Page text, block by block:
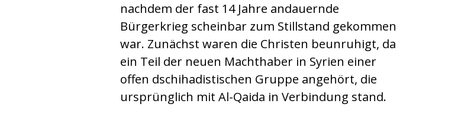
nachdem der fast 14 Jahre andauernde
Bürgerkrieg scheinbar zum Stillstand gekommen
war. Zunächst waren die Christen beunruhigt, da
ein Teil der neuen Machthaber in Syrien einer
offen dschihadistischen Gruppe angehört, die
ursprünglich mit Al-Qaida in Verbindung stand.